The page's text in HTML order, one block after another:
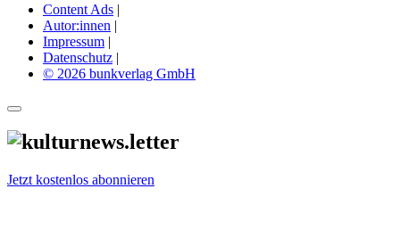
Content Ads |
Autor:innen |
Impressum |
Datenschutz |
© 2026 bunkverlag GmbH
Jetzt kostenlos abonnieren